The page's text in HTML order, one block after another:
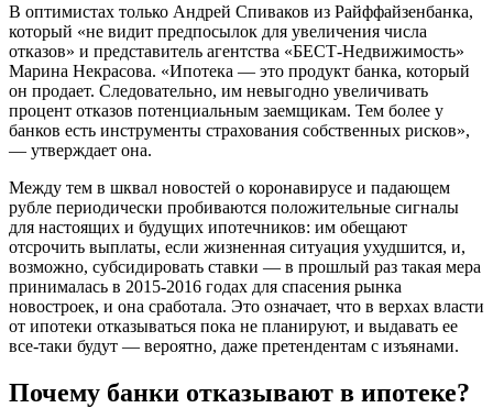
В оптимистах только Андрей Спиваков из Райффайзенбанка,
который «не видит предпосылок для увеличения числа
отказов» и представитель агентства «БЕСТ-Недвижимость»
Марина Некрасова. «Ипотека — это продукт банка, который
он продает. Следовательно, им невыгодно увеличивать
процент отказов потенциальным заемщикам. Тем более у
банков есть инструменты страхования собственных рисков»,
— утверждает она.
Между тем в шквал новостей о коронавирусе и падающем
рубле периодически пробиваются положительные сигналы
для настоящих и будущих ипотечников: им обещают
отсрочить выплаты, если жизненная ситуация ухудшится, и,
возможно, субсидировать ставки — в прошлый раз такая мера
принималась в 2015-2016 годах для спасения рынка
новостроек, и она сработала. Это означает, что в верхах власти
от ипотеки отказываться пока не планируют, и выдавать ее
все-таки будут — вероятно, даже претендентам с изъянами.
Почему банки отказывают в ипотеке?